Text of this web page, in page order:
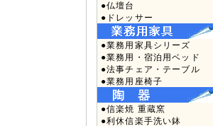
●仏壇台
●ドレッサー
●業務用家具シリーズ
●業務用・宿泊用ベッド
●法事チェア・テーブル
●業務用座椅子
●信楽焼 重蔵窯
●利休信楽手洗い鉢